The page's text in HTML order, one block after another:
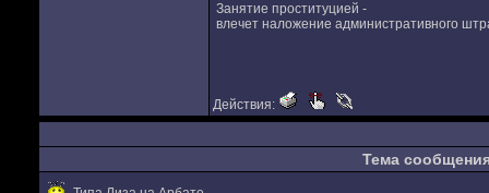
Занятие проституцией -
влечет наложение административного
Действия:
Тема